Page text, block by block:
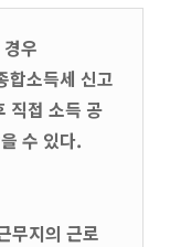
우
합소득세 신고
직접 소득 공
수 있다.
무지의 근로